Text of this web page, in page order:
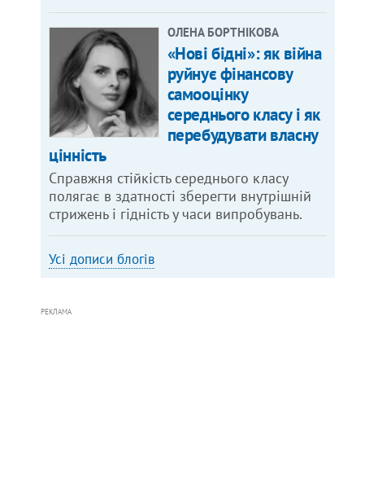
ОЛЕНА БОРТНІКОВА
«Нові бідні»: як війна
руйнує фінансову
самооцінку
середнього класу і як
перебудувати власну
цінність
Справжня стійкість середнього класу
полягає в здатності зберегти внутрішній
стрижень і гідність у часи випробувань.
Усі дописи блогів
РЕКЛАМА